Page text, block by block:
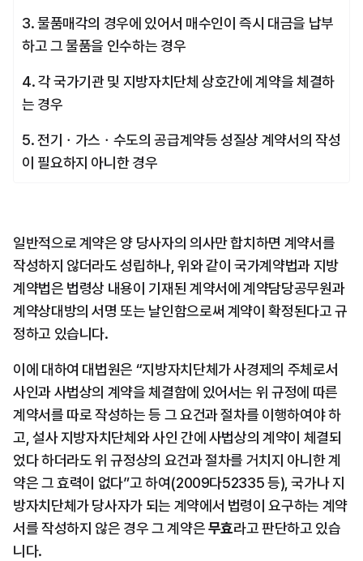
3. 물품매각의 경우에 있어서 매수인이 즉시 대금을 납부
하고 그 물품을 인수하는 경우
4. 각 국가기관 및 지방자치단체 상호간에 계약을 체결하
는 경우
5. 전기ㆍ가스ㆍ수도의 공급계약등 성질상 계약서의 작성
이 필요하지 아니한 경우
일반적으로 계약은 양 당사자의 의사만 합치하면 계약서를
작성하지 않더라도 성립하나, 위와 같이 국가계약법과 지방
계약법은 법령상 내용이 기재된 계약서에 계약담당공무원과
계약상대방의 서명 또는 날인함으로써 계약이 확정된다고 규
정하고 있습니다.
이에 대하여 대법원은 “지방자치단체가 사경제의 주체로서
사인과 사법상의 계약을 체결함에 있어서는 위 규정에 따른
계약서를 따로 작성하는 등 그 요건과 절차를 이행하여야 하
고, 설사 지방자치단체와 사인 간에 사법상의 계약이 체결되
었다 하더라도 위 규정상의 요건과 절차를 거치지 아니한 계
약은 그 효력이 없다”고 하여(2009다52335 등), 국가나 지
방자치단체가 당사자가 되는 계약에서 법령이 요구하는 계약
서를 작성하지 않은 경우 그 계약은 무효라고 판단하고 있습
니다.